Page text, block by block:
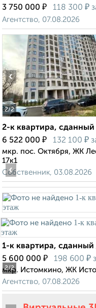
3 750 000 ₽ 118 300 ₽
Агентство, 07.08.2026
2/2
‹
2-к квартира,
6 522 000 ₽ 132 100 ₽
мкр. пос. Октября, ЖК
17к1
Собственник, 03.08.2026
2/2
‹
1-к квартира,
5 600 000 ₽ 198 600 ₽
мкр. Истомкино, ЖК
Агентство, 07.08.2026